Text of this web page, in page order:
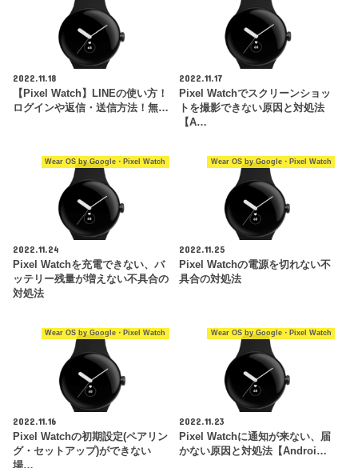
2022.11.18
【Pixel Watch】LINEの使い方！
ログインや返信・送信方法！無…
2022.11.17
Pixel Watchでスクリーンショッ
トを撮影できない原因と対処法
【A…
Wear OS by Google・Pixel Watch
2022.11.24
Pixel Watchを充電できない、バ
ッテリー残量が増えない不具合の
対処法
Wear OS by Google・Pixel Watch
2022.11.25
Pixel Watchの電源を切れない不
具合の対処法
Wear OS by Google・Pixel Watch
2022.11.16
Pixel Watchの初期設定(ペアリン
グ・セットアップ)ができない
場…
Wear OS by Google・Pixel Watch
2022.11.23
Pixel Watchに通知が来ない、届
かない原因と対処法【Androi…